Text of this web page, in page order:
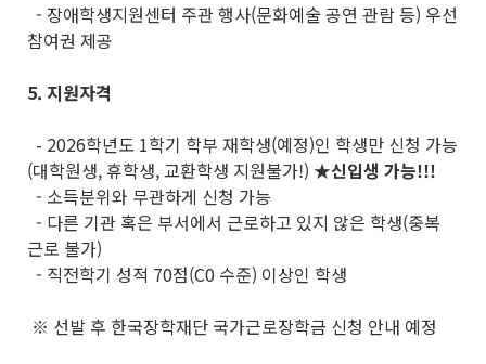
- 장애학생지원센터 주관 행사(문화예술 공연 관람 등) 우선
참여권 제공
5. 지원자격
- 2026학년도 1학기 학부 재학생(예정)인 학생만 신청 가능
(대학원생, 휴학생, 교환학생 지원불가!) ★신입생 가능!!!
- 소득분위와 무관하게 신청 가능
- 다른 기관 혹은 부서에서 근로하고 있지 않은 학생(중복
근로 불가)
- 직전학기 성적 70점(C0 수준) 이상인 학생
※ 선발 후 한국장학재단 국가근로장학금 신청 안내 예정